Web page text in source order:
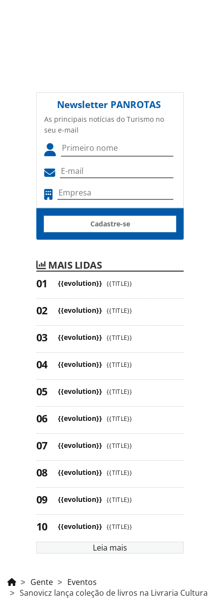
Newsletter PANROTAS
As principais notícias do Turismo no
seu e-mail
Cadastre-se
MAIS LIDAS
{{evolution}} {{TITLE}}
{{evolution}} {{TITLE}}
{{evolution}} {{TITLE}}
{{evolution}} {{TITLE}}
{{evolution}} {{TITLE}}
{{evolution}} {{TITLE}}
{{evolution}} {{TITLE}}
{{evolution}} {{TITLE}}
{{evolution}} {{TITLE}}
{{evolution}} {{TITLE}}
Leia mais
Gente
Eventos
Sanovicz lança coleção de livros na Livraria Cultura